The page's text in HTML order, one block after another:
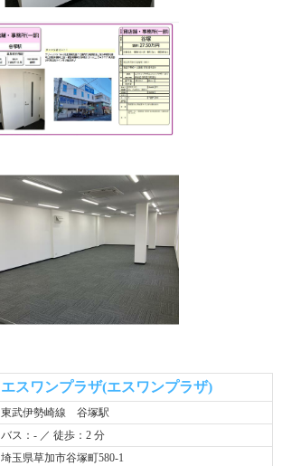
エスワンプラザ(エスワンプラザ)
東武伊勢崎線 谷塚駅
バス：- ／ 徒歩：2 分
埼玉県草加市谷塚町580-1